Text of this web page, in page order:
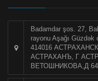
Badamdar şos. 27,
rayonu Aşağı
414016
АСТРАХАНЪ, Г
ВЕТОШНИКОВА,Д 64